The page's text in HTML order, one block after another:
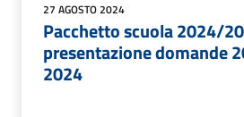
27 AGOSTO 2024
Pacchetto scuola 2024/
presentazione domande
2024